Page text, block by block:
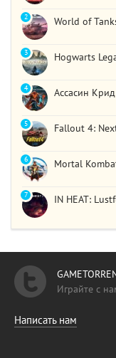
World of
2
Hogwarts
3
Ассасин
4
Fallout 4:
5
Mortal
6
IN HEAT:
7
Играйте с
Написать нам